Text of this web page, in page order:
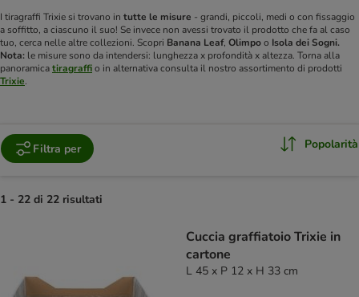
I tiragraffi Trixie si trovano in tutte le misure - grandi, piccoli, medi o con fissaggio
a soffitto, a ciascuno il suo! Se invece non avessi trovato il prodotto che fa al caso
tuo, cerca nelle altre collezioni. Scopri Banana Leaf, Olimpoo Isola dei Sogni.
Nota: le misure sono da intendersi: lunghezza x profondità x altezza. Torna alla
panoramicatiragraffio in alternativa consulta il nostro assortimento di prodotti
Trixie.
Filtra per Popolarità
1 - 22 di 22 risultati
Cuccia graffiatoio Trixie in
cartone
L 45 x P 12 x H 33 cm